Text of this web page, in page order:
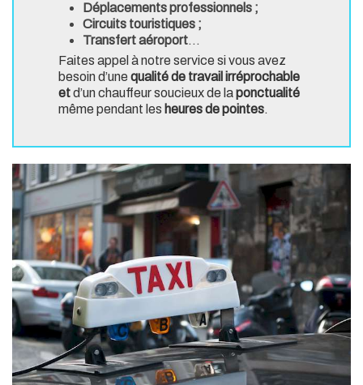
Déplacements professionnels ;
Circuits touristiques ;
Transfert aéroport…
Faites appel à notre service si vous avez
besoin d’une qualité de travail irréprochable
etd’un chauffeur soucieux de laponctualité
même pendant les heures de pointes.